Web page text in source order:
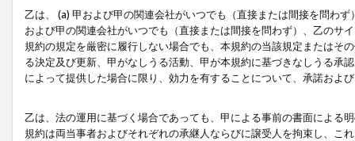
乙は、 (a) 甲および甲の関連会社がいつでも（直接または間接を問わ
および甲の関連会社がいつでも（直接または間接を問わず）、乙のサ
規約の規定を厳密に履行しない場合でも、本規約の当該規定またはそ
る決定及び更新、甲がなしうる活動、甲が本規約に基づきなしうる承
によって提供した場合に限り、効力を有することについて、承諾およ
乙は、法の運用に基づく場合であっても、甲による事前の書面による
規約は両当事者およびそれぞれの承継人ならびに譲受人を拘束し、こ